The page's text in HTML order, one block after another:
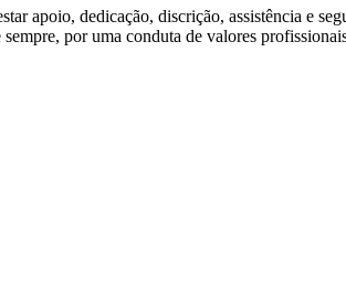
apoio, dedicação, discrição, assistência e
por uma conduta de valores